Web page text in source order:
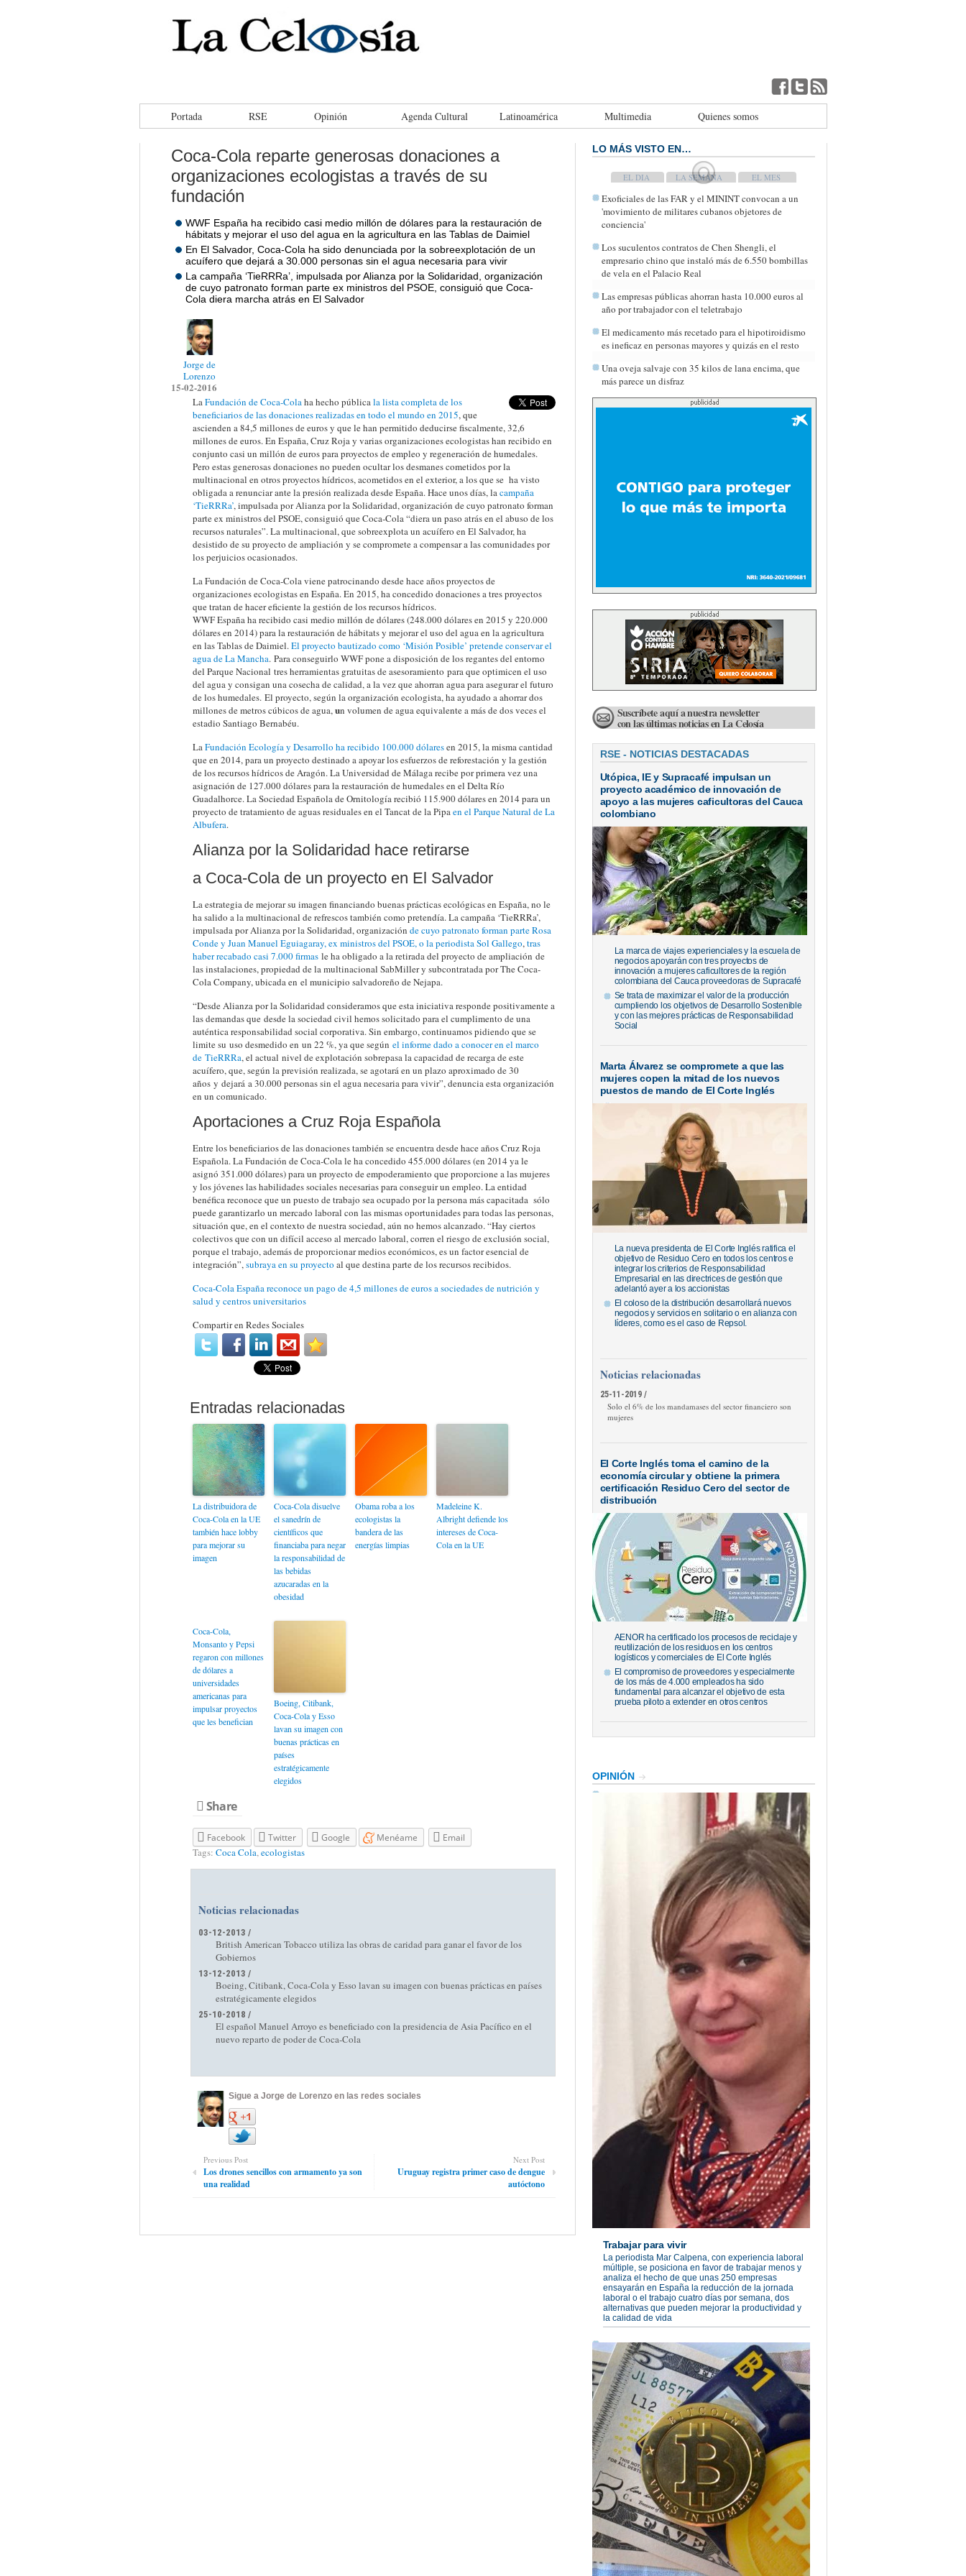
Portada RSE Opinión Agenda Cultural Latinoamérica Multimedia Quienes somos
Coca-Cola reparte generosas donaciones a
organizaciones ecologistas a través de su
fundación
WWF España ha recibido casi medio millón de dólares para la restauración de
hábitats y mejorar el uso del agua en la agricultura en las Tablas de Daimiel
En El Salvador, Coca-Cola ha sido denunciada por la sobreexplotación de un
acuífero que dejará a 30.000 personas sin el agua necesaria para vivir
La campaña ‘TieRRRa’, impulsada por Alianza por la Solidaridad, organización
de cuyo patronato forman parte ex ministros del PSOE, consiguió que Coca-
Cola diera marcha atrás en El Salvador
Jorge de
Lorenzo
15-02-2016
LaFundación de Coca-Colaha hecho públicala lista completa de los
beneficiarios de las donaciones realizadas en todo el mundo en 2015, que
ascienden a 84,5 millones de euros y que le han permitido deducirse fiscalmente, 32,6
millones de euros. En España, Cruz Roja y varias organizaciones ecologistas han recibido en
conjunto casi un millón de euros para proyectos de empleo y regeneración de humedales.
Pero estas generosas donaciones no pueden ocultar los desmanes cometidos por la
multinacional en otros proyectos hídricos, acometidos en el exterior, a los que se ha visto
obligada a renunciar ante la presión realizada desde España. Hace unos días, lacampaña
‘TieRRRa’, impulsada por Alianza por la Solidaridad, organización de cuyo patronato forman
parte ex ministros del PSOE, consiguió que Coca-Cola “diera un paso atrás en el abuso de los
recursos naturales”. La multinacional, que sobreexplota un acuífero en El Salvador, ha
desistido de su proyecto de ampliación y se compromete a compensar a las comunidades por
los perjuicios ocasionados.
La Fundación de Coca-Cola viene patrocinando desde hace años proyectos de
organizaciones ecologistas en España. En 2015, ha concedido donaciones a tres proyectos
que tratan de hacer eficiente la gestión de los recursos hídricos.
WWF España ha recibido casi medio millón de dólares (248.000 dólares en 2015 y 220.000
dólares en 2014) para la restauración de hábitats y mejorar el uso del agua en la agricultura
en las Tablas de Daimiel.El proyecto bautizado como ‘Misión Posible’ pretende conservar el
agua de La Mancha. Para conseguirlo WWF pone a disposición de los regantes del entorno
del Parque Nacional tres herramientas gratuitas de asesoramiento para que optimicen el uso
del agua y consigan una cosecha de calidad, a la vez que ahorran agua para asegurar el futuro
de los humedales. El proyecto, según la organización ecologista, ha ayudado a ahorrar dos
millones de metros cúbicos de agua,un volumen de agua equivalente a más de dos veces el
estadio Santiago Bernabéu.
LaFundación Ecología y Desarrollo ha recibido 100.000 dólaresen 2015, la misma cantidad
que en 2014, para un proyecto destinado a apoyar los esfuerzos de reforestación y la gestión
de los recursos hídricos de Aragón. La Universidad de Málaga recibe por primera vez una
asignación de 127.000 dólares para la restauración de humedales en el Delta Río
Guadalhorce. La Sociedad Española de Ornitología recibió 115.900 dólares en 2014 para un
proyecto de tratamiento de aguas residuales en el Tancat de la Pipaen el Parque Natural de La
Albufera.
Alianza por la Solidaridad hace retirarse
a Coca-Cola de un proyecto en El Salvador
La estrategia de mejorar su imagen financiando buenas prácticas ecológicas en España, no le
ha salido a la multinacional de refrescos también como pretendía. La campaña ‘TieRRRa’,
impulsada por Alianza por la Solidaridad, organización de cuyo patronato forman parte Rosa
Conde y Juan Manuel Eguiagaray, ex ministros del PSOE, o la periodista Sol Gallego,tras
haber recabado casi 7.000 firmasle ha obligado a la retirada del proyecto de ampliación de
las instalaciones, propiedad de la multinacional SabMiller y subcontratada por The Coca-
Cola Company, ubicada en el municipio salvadoreño de Nejapa.
“Desde Alianza por la Solidaridad consideramos que esta iniciativa responde positivamente a
las demandas que desde la sociedad civil hemos solicitado para el cumplimento de una
auténtica responsabilidad social corporativa. Sin embargo, continuamos pidiendo que se
limite su uso desmedido en un 22 %, ya que según el informe dado a conocer en el marco
de TieRRRa, el actual nivel de explotación sobrepasa la capacidad de recarga de este
acuífero, que, según la previsión realizada, se agotará en un plazo aproximado de 30
años y dejará a 30.000 personas sin el agua necesaria para vivir”, denuncia esta organización
en un comunicado.
Aportaciones a Cruz Roja Española
Entre los beneficiarios de las donaciones también se encuentra desde hace años Cruz Roja
Española. La Fundación de Coca-Cola le ha concedido 455.000 dólares (en 2014 ya le
asignó 351.000 dólares) para un proyecto de empoderamiento que proporcione a las mujeres
y los jóvenes las habilidades sociales necesarias para conseguir un empleo. La entidad
benéfica reconoce que un puesto de trabajo sea ocupado por la persona más capacitada sólo
puede garantizarlo un mercado laboral con las mismas oportunidades para todas las personas,
situación que, en el contexto de nuestra sociedad, aún no hemos alcanzado. “Hay ciertos
colectivos que con un difícil acceso al mercado laboral, corren el riesgo de exclusión social,
porque el trabajo, además de proporcionar medios económicos, es un factor esencial de
integración”,subraya en su proyecto al que destina parte de los recursos recibidos.
Coca-Cola España reconoce un pago de 4,5 millones de euros a sociedades de nutrición y
salud y centros universitarios
Compartir en Redes Sociales
La distribuidora de
Coca-Cola en la UE
también hace lobby
para mejorar su
imagen
Coca-Cola disuelve
el sanedrín de
científicos que
financiaba para negar
la responsabilidad de
las bebidas
azucaradas en la
obesidad
Obama roba a los
ecologistas la
bandera de las
energías limpias
Madeleine K.
Albright defiende los
intereses de Coca-
Cola en la UE
Coca-Cola,
Monsanto y Pepsi
regaron con millones
de dólares a
universidades
americanas para
impulsar proyectos
que les benefician
Boeing, Citibank,
Coca-Cola y Esso
lavan su imagen con
buenas prácticas en
países
estratégicamente
elegidos
Share
Facebook Twitter Google Menéame Email
Tags: Coca Cola,ecologistas
Noticias relacionadas
03-12-2013 /
British American Tobacco utiliza las obras de caridad para ganar el favor de los
Gobiernos
13-12-2013 /
Boeing, Citibank, Coca-Cola y Esso lavan su imagen con buenas prácticas en países
estratégicamente elegidos
25-10-2018 /
El español Manuel Arroyo es beneficiado con la presidencia de Asia Pacífico en el
nuevo reparto de poder de Coca-Cola
Sigue a Jorge de Lorenzo en las redes sociales
Previous Post
Los drones sencillos con armamento ya son
una realidad
Next Post
Uruguay registra primer caso de dengue
autóctono
LO MÁS VISTO EN…
TODAY WEEK MONTH
Exoficiales de las FAR y el MININT convocan a un
'movimiento de militares cubanos objetores de
conciencia'
Los suculentos contratos de Chen Shengli, el
empresario chino que instaló más de 6.550 bombillas
de vela en el Palacio Real
Las empresas públicas ahorran hasta 10.000 euros al
año por trabajador con el teletrabajo
El medicamento más recetado para el hipotiroidismo
es ineficaz en personas mayores y quizás en el resto
Una oveja salvaje con 35 kilos de lana encima, que
más parece un disfraz
Suscríbete aquí a nuestra newsletter
con las últimas noticias en La Celosía
RSE - NOTICIAS DESTACADAS
Utópica, IE y Supracafé impulsan un
proyecto académico de innovación de
apoyo a las mujeres caficultoras del Cauca
colombiano
La marca de viajes experienciales y la escuela de
negocios apoyarán con tres proyectos de
innovación a mujeres caficultores de la región
colombiana del Cauca proveedoras de Supracafé
Se trata de maximizar el valor de la producción
cumpliendo los objetivos de Desarrollo Sostenible
y con las mejores prácticas de Responsabilidad
Social
Marta Álvarez se compromete a que las
mujeres copen la mitad de los nuevos
puestos de mando de El Corte Inglés
La nueva presidenta de El Corte Inglés ratifica el
objetivo de Residuo Cero en todos los centros e
integrar los criterios de Responsabilidad
Empresarial en las directrices de gestión que
adelantó ayer a los accionistas
El coloso de la distribución desarrollará nuevos
negocios y servicios en solitario o en alianza con
líderes, como es el caso de Repsol.
Noticias relacionadas
25-11-2019 /
Solo el 6% de los mandamases del sector financiero son
mujeres
El Corte Inglés toma el camino de la
economía circular y obtiene la primera
certificación Residuo Cero del sector de
distribución
AENOR ha certificado los procesos de reciclaje y
reutilización de los residuos en los centros
logísticos y comerciales de El Corte Inglés
El compromiso de proveedores y especialmente
de los más de 4.000 empleados ha sido
fundamental para alcanzar el objetivo de esta
prueba piloto a extender en otros centros
OPINIÓN
Trabajar para vivir
La periodista Mar Calpena, con experiencia laboral
múltiple, se posiciona en favor de trabajar menos y
analiza el hecho de que unas 250 empresas
ensayarán en España la reducción de la jornada
laboral o el trabajo cuatro días por semana, dos
alternativas que pueden mejorar la productividad y
la calidad de vida